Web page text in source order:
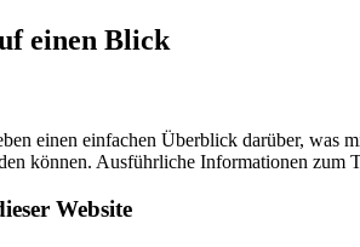
einen Blick
einen einfachen Überblick darüber, was
können. Ausführliche Informationen zum
Website